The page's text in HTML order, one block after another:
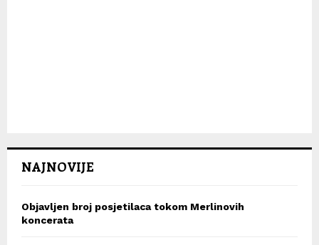
NAJNOVIJE
Objavljen broj posjetilaca tokom Merlinovih
koncerata